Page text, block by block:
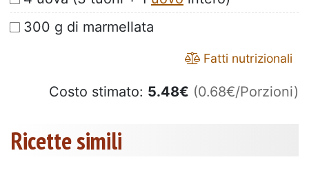
300 g di marmellata
Fatti nutrizionali
Costo stimato: 5.48€ (0.68€/Porzioni)
Ricette simili